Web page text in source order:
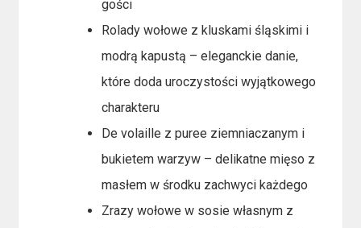
gości
Rolady wołowe z kluskami śląskimi i
modrą kapustą – eleganckie danie,
które doda uroczystości wyjątkowego
charakteru
De volaille z puree ziemniaczanym i
bukietem warzyw – delikatne mięso z
masłem w środku zachwyci każdego
Zrazy wołowe w sosie własnym z